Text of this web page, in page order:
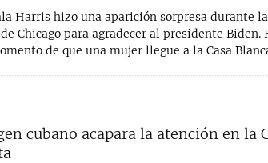
Harris hizo una aparición sorpresa durante
Chicago para agradecer al presidente
de que una mujer llegue a la Casa
cubano acapara la atención en la